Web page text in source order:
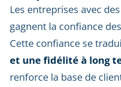
Les entreprises avec
gagnent la confiance
Cette confiance se
et une fidélité à long
renforce la base de